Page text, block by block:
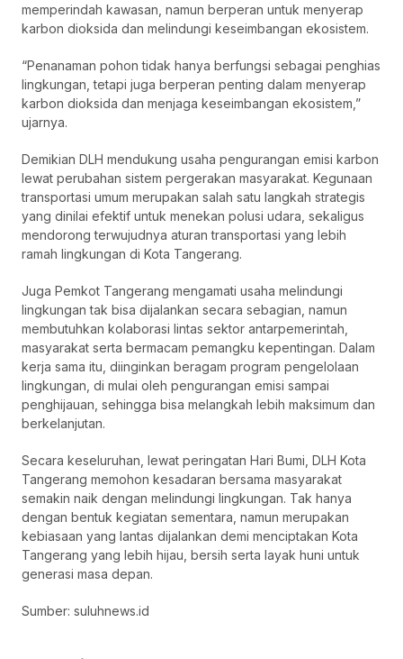
memperindah kawasan, namun berperan untuk menyerap
karbon dioksida dan melindungi keseimbangan ekosistem.
“Penanaman pohon tidak hanya berfungsi sebagai penghias
lingkungan, tetapi juga berperan penting dalam menyerap
karbon dioksida dan menjaga keseimbangan ekosistem,”
ujarnya.
Demikian DLH mendukung usaha pengurangan emisi karbon
lewat perubahan sistem pergerakan masyarakat. Kegunaan
transportasi umum merupakan salah satu langkah strategis
yang dinilai efektif untuk menekan polusi udara, sekaligus
mendorong terwujudnya aturan transportasi yang lebih
ramah lingkungan di Kota Tangerang.
Juga Pemkot Tangerang mengamati usaha melindungi
lingkungan tak bisa dijalankan secara sebagian, namun
membutuhkan kolaborasi lintas sektor antarpemerintah,
masyarakat serta bermacam pemangku kepentingan. Dalam
kerja sama itu, diinginkan beragam program pengelolaan
lingkungan, di mulai oleh pengurangan emisi sampai
penghijauan, sehingga bisa melangkah lebih maksimum dan
berkelanjutan.
Secara keseluruhan, lewat peringatan Hari Bumi, DLH Kota
Tangerang memohon kesadaran bersama masyarakat
semakin naik dengan melindungi lingkungan. Tak hanya
dengan bentuk kegiatan sementara, namun merupakan
kebiasaan yang lantas dijalankan demi menciptakan Kota
Tangerang yang lebih hijau, bersih serta layak huni untuk
generasi masa depan.
Sumber: suluhnews.id